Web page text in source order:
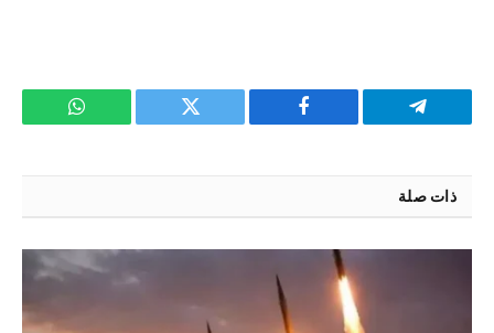
تيلقرام فيسبوك تويتر واتساب
ذات صلة